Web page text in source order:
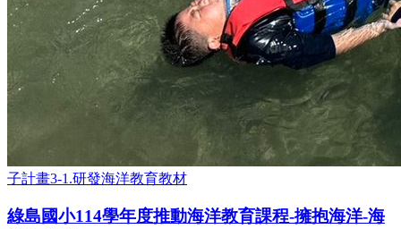
子計畫3-1.研發海洋教育教材
綠島國小114學年度推動海洋教育課程-擁抱海洋-海